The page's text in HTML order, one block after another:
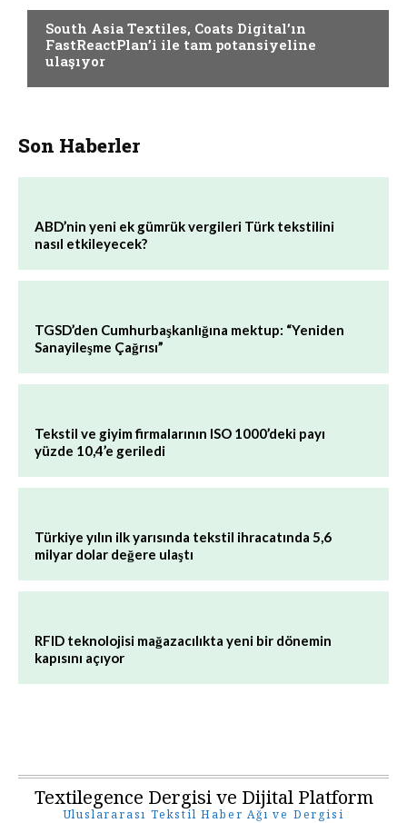
South Asia Textiles, Coats Digital’ın
FastReactPlan’i ile tam potansiyeline
ulaşıyor
Son Haberler
ABD’nin yeni ek gümrük vergileri Türk tekstilini
nasıl etkileyecek?
TGSD’den Cumhurbaşkanlığına mektup: “Yeniden
Sanayileşme Çağrısı”
Tekstil ve giyim firmalarının ISO 1000’deki payı
yüzde 10,4’e geriledi
Türkiye yılın ilk yarısında tekstil ihracatında 5,6
milyar dolar değere ulaştı
RFID teknolojisi mağazacılıkta yeni bir dönemin
kapısını açıyor
Textilegence Dergisi ve Dijital Platform
Uluslararası Tekstil Haber Ağı ve Dergisi